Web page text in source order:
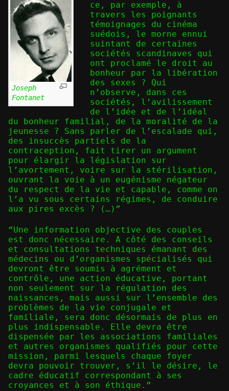
Joseph
Fontanet
ce, par exemple, à
travers les poignants
témoignages du cinéma
suédois, le morne ennui
suintant de certaines
sociétés scandinaves qui
ont proclamé le droit au
bonheur par la libération
des sexes ? Qui
n’observe, dans ces
sociétés, l’avilissement
de l’idée et de l’idéal
du bonheur familial, de la moralité de la
jeunesse ? Sans parler de l’escalade qui,
des insuccès partiels de la
contraception, fait tirer un argument
pour élargir la législation sur
l’avortement, voire sur la stérilisation,
ouvrant la voie à un eugénisme négateur
du respect de la vie et capable, comme on
l’a vu sous certains régimes, de conduire
aux pires excès ? (…)”
“Une information objective des couples
est donc nécessaire. A côté des conseils
et consultations techniques émanant des
médecins ou d’organismes spécialisés qui
devront être soumis à agrément et
contrôle, une action éducative, portant
non seulement sur la régulation des
naissances, mais aussi sur l’ensemble des
problèmes de la vie conjugale et
familiale, sera donc désormais de plus en
plus indispensable. Elle devra être
dispensée par les associations familiales
et autres organismes qualifiés pour cette
mission, parmi lesquels chaque foyer
devra pouvoir trouver, s’il le désire, le
cadre éducatif correspondant à ses
croyances et à son éthique.”